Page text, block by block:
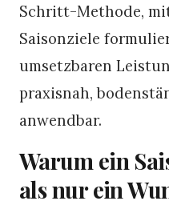
Schritt-Methode,
Saisonziele
umsetzbaren
praxisnah,
anwendbar.
Warum ein
als nur ein